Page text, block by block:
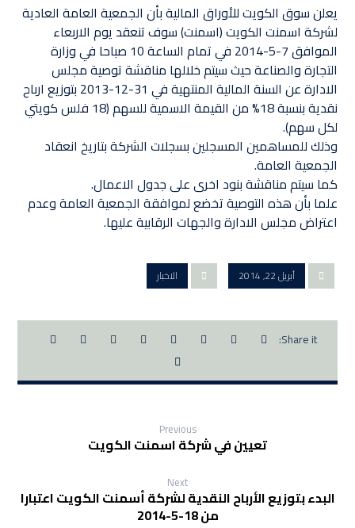
يعلن سوق الكويت للأوراق المالية بأن الجمعية العامة العادية
لشركة اسمنت الكويت (اسمنت) سوف تنعقد يوم الاربعاء
الموافق 7-5-2014 في تمام الساعة 10 صباحا في وزارة
التجارة والصناعة حيث سيتم خلالها مناقشة توصية مجلس
الادارة عن السنة المالية المنتهية في 31-12-2013 بتوزيع ارباح
نقدية بنسبة 18% من القيمة الاسمية للسهم (18 فلس كويتي
لكل سهم).
وذلك للمساهمين المسجلين بسجلات الشركة بتاريخ انعقاد
الجمعية العامة.
كما سيتم مناقشة بنود اخرى على جدول الاعمال.
علما بأن هذه التوصية تخضع لموافقة الجمعية العامة وعدم
اعتراض مجلس الادارة والجهات الرقابية عليها.
أبريل 22, 2014 الاخبار
Previous
تعيين في شركة اسمنت الكويت
Next
البدء بتوزيع الأرباح النقدية لشركة أسمنت الكويت اعتبارا
من 18-5-2014